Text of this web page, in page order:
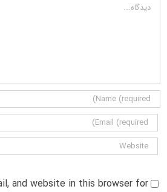
دیدگاه
and website in this browser for